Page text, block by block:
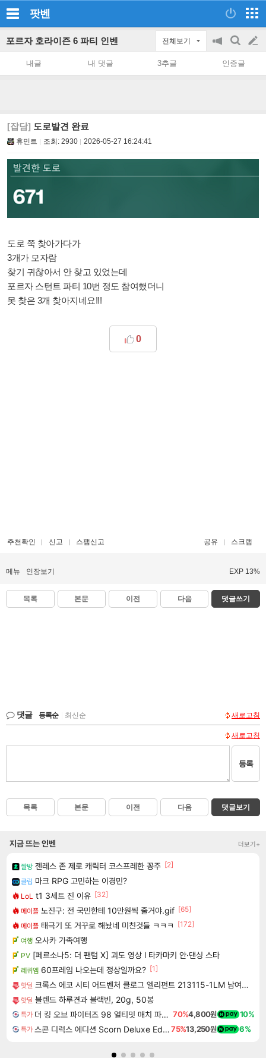
팟벤
포르자 호라이즌 6 파티 인벤 전체보기
공
on/off
검
색
글
쓰
내글 내 댓글 3추글 인증글
[잡담] 도로발견 완료
휴민트 조회: 2930 2026-05-27 16:24:41
도로 쭉 찾아가다가
3개가 모자람
찾기 귀찮아서 안 찾고 있었는데
포르자 스턴트 파티 10번 정도 참여했더니
못 찾은 3개 찾아지네요!!!
0
추천확인 신고 스팸신고 공유 스크랩
메뉴 인장보기 EXP 13%
목록 본문 이전 다음 댓글쓰기
댓글 등록순 최신순 새로고침
새로고침
등록
목록 본문 이전 다음 댓글보기
지금 뜨는 인벤 더보기+
짤방 젠레스 존 제로 캐릭터 코스프레한 꽁주 [2]
클립 마크 RPG 고민하는 이경민?
LoL t1 3세트 진 이유 [32]
메이플 노진구: 전 국민한테 10만원씩 줄거야.gif [65]
메이플 태극기 또 거꾸로 해놨네 미친것들 ㅋㅋㅋ
[172]
여행 오사카 가족여행
PV [페르소나5: 더 팬텀 X] 괴도 영상 l 타카마키 안·댄싱 스타
레퀴엠 60프레임 나오는데 정상일까요? [1]
핫딜 크록스 에코 시티 어드벤처 클로그 엘리펀트 213115-1LM 남여공용 220
핫딜 블렌드 하루견과 블랙빈, 20g, 50봉
특가 더 킹 오브 파이터즈 98 얼티밋 매치 파이널 에디션 THE KING OF FIGHTERS 98 ULTIMATE MATCH FINAL EDITION 70%4,800원 10%
특가 스콘 디럭스 에디션 Scorn Deluxe Edition75%13,250원 6%